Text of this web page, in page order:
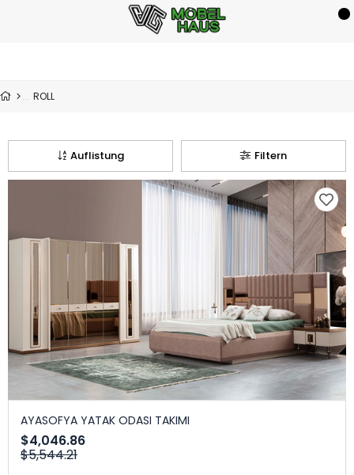
ROLL
Filtern
Auflistung
AYASOFYA YATAK ODASI TAKIMI
$4,046.86
$5,544.21